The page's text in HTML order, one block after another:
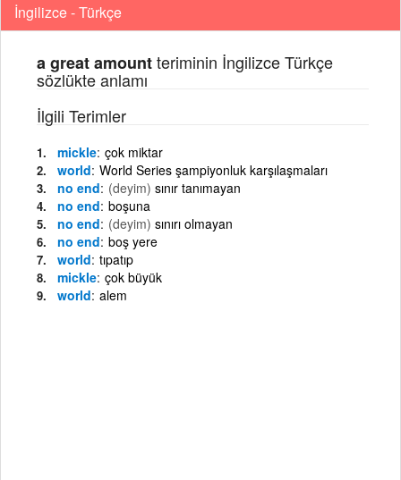
İngilizce - Türkçe
a great amountteriminin İngilizce Türkçe
sözlükte anlamı
İlgili Terimler
mickle çok miktar
world World Series şampiyonluk karşılaşmaları
no end (deyim) sınır tanımayan
no end boşuna
no end (deyim) sınırı olmayan
no end boş yere
world tıpatıp
mickle çok büyük
world alem